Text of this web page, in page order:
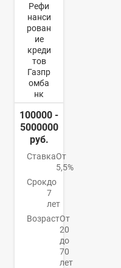
Рефи
нанси
рован
ие
креди
тов
Газпр
омба
нк
100000 -
5000000
руб.
СтавкаОт
5,5%
Срокдо
7
лет
ВозрастОт
20
до
70
лет